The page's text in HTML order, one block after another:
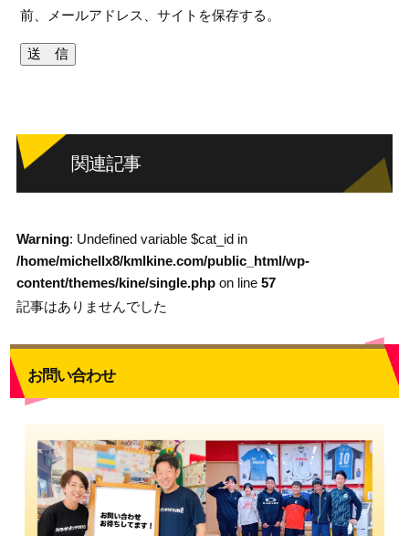
前、メールアドレス、サイトを保存する。
関連記事
Warning: Undefined variable $cat_id in
/home/michellx8/kmlkine.com/public_html/wp-
content/themes/kine/single.phpon line 57
記事はありませんでした
お問い合わせ